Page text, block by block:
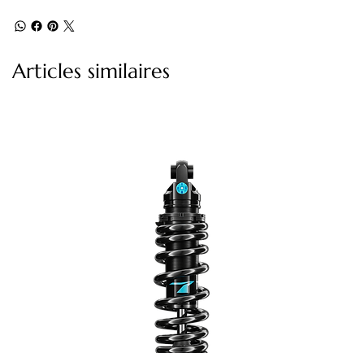
Articles similaires